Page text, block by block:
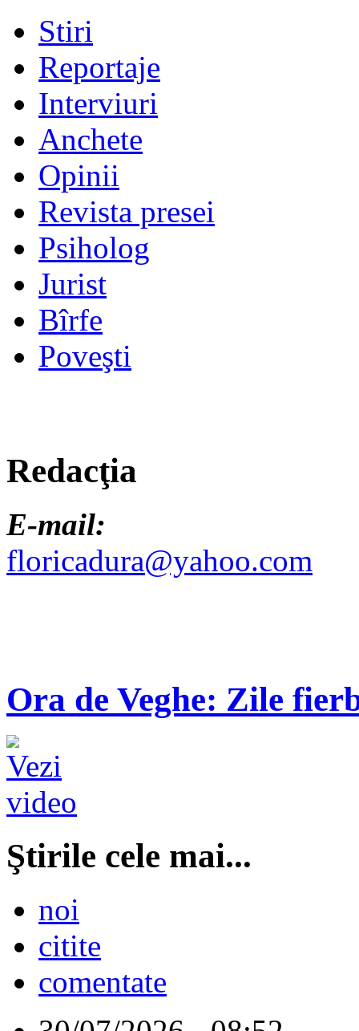
Stiri
Reportaje
Interviuri
Anchete
Opinii
Revista presei
Psiholog
Jurist
Bîrfe
Poveşti
Redacţia
E-mail:
floricadura@yahoo.com
Ora de Veghe: Zile
Ştirile cele mai...
noi
citite
comentate